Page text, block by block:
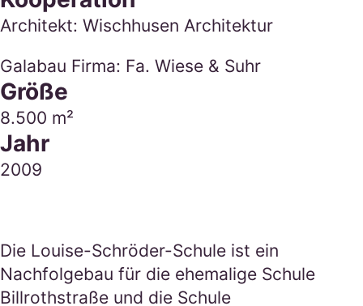
Architekt: Wischhusen Architektur
Galabau Firma: Fa. Wiese & Suhr
Größe
8.500 m²
Jahr
2009
Die Louise-Schröder-Schule ist ein
Nachfolgebau für die ehemalige Schule
Billrothstraße und die Schule